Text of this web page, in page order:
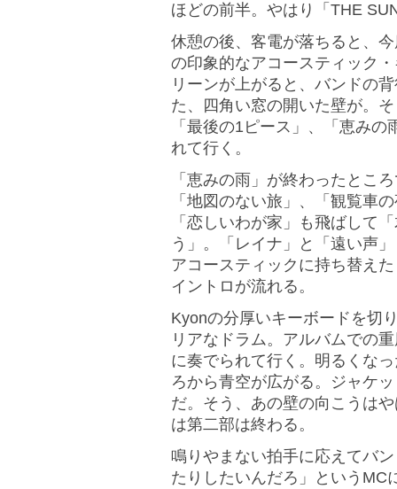
ほどの前半。やはり「THE
休憩の後、客電が落ちると、
の印象的なアコースティック
リーンが上がると、バンドの
た、四角い窓の開いた壁が。
「最後の1ピース」、「恵み
れて行く。
「恵みの雨」が終わったとこ
「地図のない旅」、「観覧車
「恋しいわが家」も飛ばして
う」。「レイナ」と「遠い声
アコースティックに持ち替え
イントロが流れる。
Kyonの分厚いキーボードを切
リアなドラム。アルバムでの
に奏でられて行く。明るくな
ろから青空が広がる。ジャケ
だ。そう、あの壁の向こうは
は第二部は終わる。
鳴りやまない拍手に応えてバ
たりしたいんだろ」というMC